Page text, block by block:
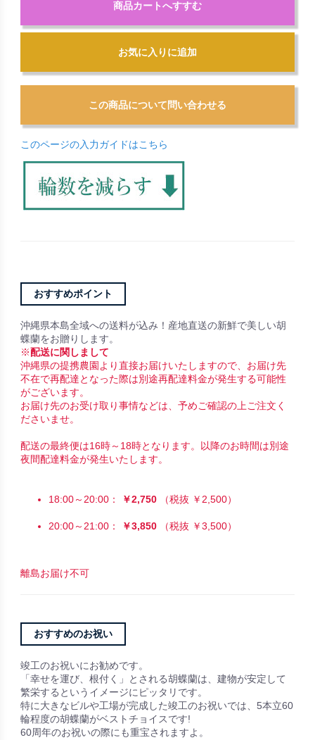
商品カートへすすむ
お気に入りに追加
このページの入力ガイドはこちら
おすすめポイント
沖縄県本島全域への送料が込み！産地直送の新鮮で美しい胡
蝶蘭をお贈りします。
※配送に関しまして
沖縄県の提携農園より直接お届けいたしますので、お届け先
不在で再配達となった際は別途再配達料金が発生する可能性
がございます。
お届け先のお受け取り事情などは、予めご確認の上ご注文く
ださいませ。
配送の最終便は16時～18時となります。以降のお時間は別途
夜間配達料金が発生いたします。
18:00～20:00： ￥2,750（税抜 ￥2,500）
20:00～21:00： ￥3,850（税抜 ￥3,500）
離島お届け不可
おすすめのお祝い
竣工のお祝いにお勧めです。
「幸せを運び、根付く」とされる胡蝶蘭は、建物が安定して
繁栄するというイメージにピッタリです。
特に大きなビルや工場が完成した竣工のお祝いでは、5本立60
輪程度の胡蝶蘭がベストチョイスです!
60周年のお祝いの際にも重宝されますよ。